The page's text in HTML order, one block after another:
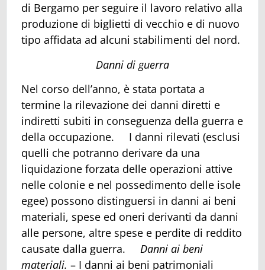
di Bergamo per seguire il lavoro relativo alla
produzione di biglietti di vecchio e di nuovo
tipo affidata ad alcuni stabilimenti del nord.
Danni di guerra
Nel corso dell’anno, è stata portata a
termine la rilevazione dei danni diretti e
indiretti subiti in conseguenza della guerra e
della occupazione. I danni rilevati (esclusi
quelli che potranno derivare da una
liquidazione forzata delle operazioni attive
nelle colonie e nel possedimento delle isole
egee) possono distinguersi in danni ai beni
materiali, spese ed oneri derivanti da danni
alle persone, altre spese e perdite di reddito
causate dalla guerra. Danni ai beni
materiali. – I danni ai beni patrimoniali